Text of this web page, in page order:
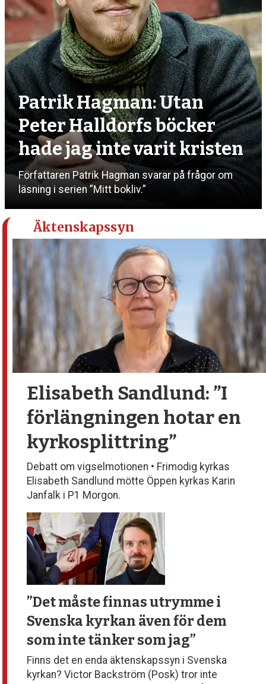
Patrik Hagman: Utan
Peter Halldorfs böcker
hade jag inte varit kristen
Författaren Patrik Hagman svarar på frågor om
läsning i serien ”Mitt bokliv.”
Äktenskapssyn
Elisabeth Sandlund: ”I
förlängningen hotar en
kyrkosplittring”
Debatt om vigselmotionen • Frimodig kyrkas
Elisabeth Sandlund mötte Öppen kyrkas Karin
Janfalk i P1 Morgon.
”Det måste finnas utrymmei
Svenska kyrkan även för dem
som inte tänker som jag”
Finns det en enda äktenskapssyn i Svenska
kyrkan? Victor Backström (Posk) tror inte